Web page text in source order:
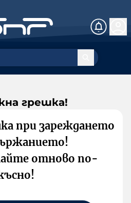
грешка!
при зареждането
отново по-